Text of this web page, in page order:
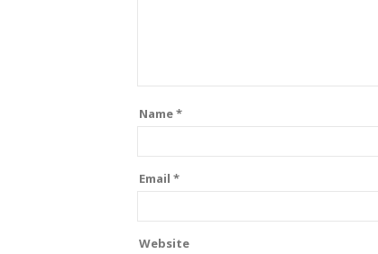
Name*
Email *
Website